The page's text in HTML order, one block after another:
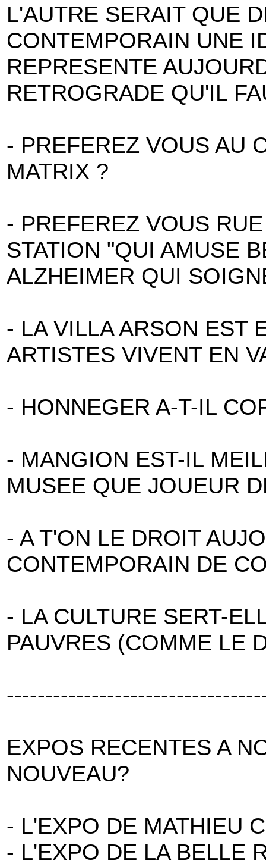
L'AUTRE SERAIT QUE
CONTEMPORAIN UNE
REPRESENTE
RETROGRADE QU'IL
- PREFEREZ VOUS AU
MATRIX ?
- PREFEREZ VOUS
STATION "QUI AMUSE
ALZHEIMER QUI
- LA VILLA ARSON EST
ARTISTES VIVENT EN
- HONNEGER A-T-IL
- MANGION EST-IL
MUSEE QUE JOUEUR
- A T'ON LE DROIT
CONTEMPORAIN DE
- LA CULTURE SERT-
PAUVRES (COMME LE
EXPOS RECENTES A
NOUVEAU?
- L'EXPO DE MATHIEU
- L'EXPO DE LA BELLE